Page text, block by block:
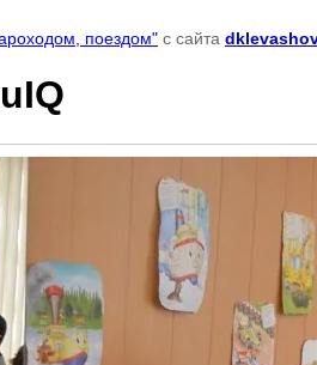
поездом" с сайта